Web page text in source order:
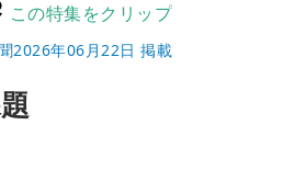
この特集をクリップ
2026年06月22日 掲載